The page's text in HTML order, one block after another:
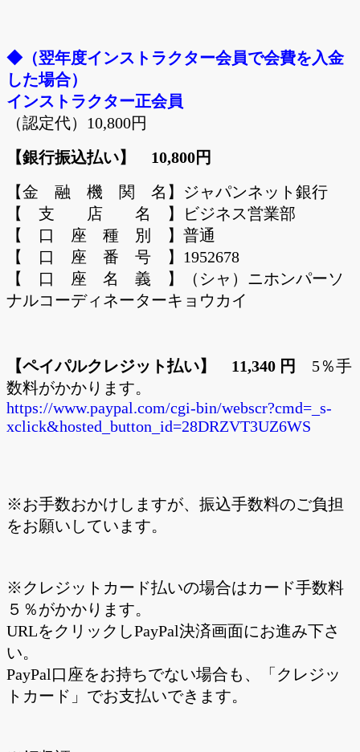
◆（翌年度インストラクター会員で会費を入金
した場合）
インストラクター正会員
（認定代）10,800円
【銀行振込払い】 10,800円
【金 融 機 関 名】ジャパンネット銀行
【 支 店 名 】ビジネス営業部
【 口 座 種 別 】普通
【 口 座 番 号 】1952678
【 口 座 名 義 】（シャ）ニホンパーソ
ナルコーディネーターキョウカイ
【ペイパルクレジット払い】 11,340 円
5％手
数料がかかります。
https://www.paypal.com/cgi-bin/webscr?cmd=_s-
xclick&hosted_button_id=28DRZVT3UZ6WS
※お手数おかけしますが、振込手数料のご負担
をお願いしています。
※クレジットカード払いの場合はカード手数料
５％がかかります。
URLをクリックしPayPal決済画面にお進み下さ
い。
PayPal口座をお持ちでない場合も、「クレジッ
トカード」でお支払いできます。